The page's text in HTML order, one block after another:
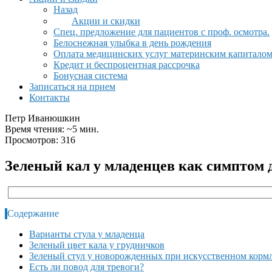
Назад
Акции и скидки
Спец. предложение для пациентов с проф. осмотра.
Белоснежная улыбка в день рождения
Оплата медицинских услуг материнским капиталом
Кредит и беспроцентная рассрочка
Бонусная система
Записаться на прием
Контакты
Петр Иванюшкин
Время чтения: ~5 мин.
Просмотров: 316
Зеленый кал у младенцев как симптом
Содержание
Варианты стула у младенца
Зеленый цвет кала у грудничков
Зеленый стул у новорожденных при искусственном
Есть ли повод для тревоги?